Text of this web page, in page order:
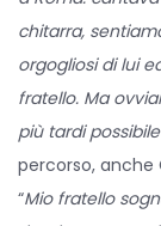
chitarra,
orgogliosi di lui
fratello. Ma
più tardi
percorso, anche
“Mio fratello